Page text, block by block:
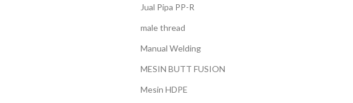
Jual Pipa PP-R
male thread
Manual Welding
MESIN BUTT FUSION
Mesin HDPE